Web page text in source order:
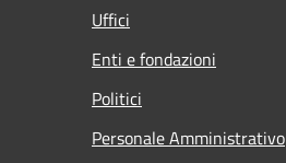
Uffici
Enti e fondazioni
Politici
Personale Amministrativo